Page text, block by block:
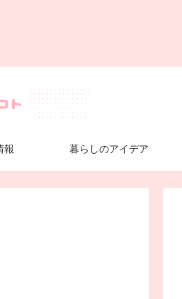
報 暮らしのアイデア